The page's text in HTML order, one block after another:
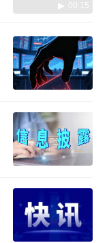
00:15